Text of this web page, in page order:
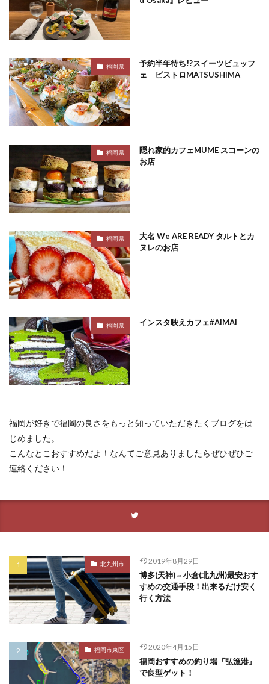
福岡県
予約半年待ち!?スイーツビュッフ
ェ ビストロMATSUSHIMA
福岡県
隠れ家的カフェMUME スコーンの
お店
福岡県
大名 We ARE READY タルトとカ
ヌレのお店
福岡県 インスタ映えカフェ#AIMAI
福岡が好きで福岡の良さをもっと知っていただきたくブログをは
じめました。
こんなとこおすすめだよ！なんてご意見ありましたらぜひぜひご
連絡ください！
北九州市 2019年8月29日
博多(天神)⇔小倉(北九州)最安おす
すめの交通手段！出来るだけ安く
行く方法
福岡市東区 2020年4月15日
福岡おすすめの釣り場『弘漁港』
で良型ゲット！